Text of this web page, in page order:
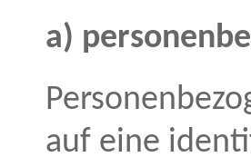
a)
auf eine